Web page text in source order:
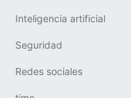
Inteligencia artificial
Seguridad
Redes sociales